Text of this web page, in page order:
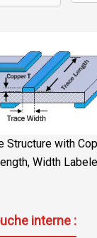
Structure with
Width
interne :